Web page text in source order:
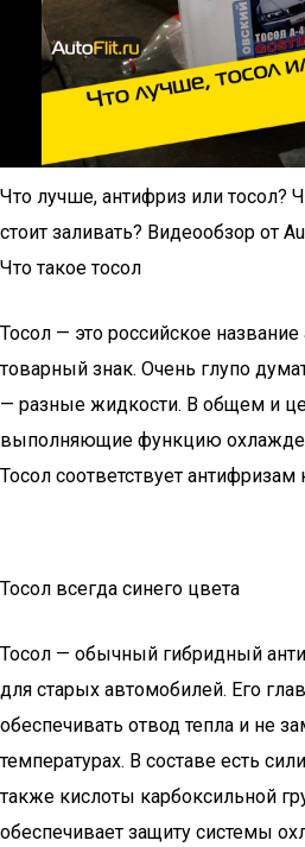
Что лучше, антифриз или тосол?
стоит заливать? Видеообзор от
Что такое тосол
Тосол — это российское
товарный знак. Очень глупо
— разные жидкости. В общем и
выполняющие функцию
Тосол соответствует антифризам
Тосол всегда синего цвета
Тосол — обычный гибридный
для старых автомобилей. Его
обеспечивать отвод тепла и не
температурах. В составе есть
также кислоты карбоксильной
обеспечивает защиту системы